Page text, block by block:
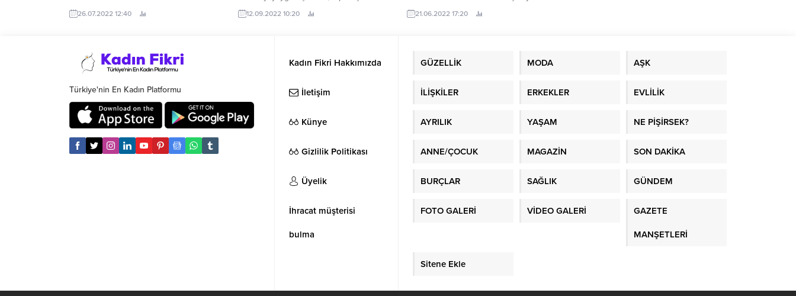
trafik aksatılmadan onarılarak asfaltlandı
Kocaeli Büyükşehir Belediyesi ekipleri,
bozuk kısmı onardı.
26.07.2022 12:40
çalışmalarıyla tarım arazilerinden en
yüksek faydayı sağlamak, musluklara
yerleşim yerleri ile tarım arazilerini taşkın
risklerine karşı korumak için tüm gücüyle
çalışırken, sürdürülebilir su yönetimi
anlayışıyla da suyun her damlasına...
12.09.2022 10:20
hazırlanıyor.
21.06.2022 17:20
Türkiye'nin En Kadın Platformu
Kadın Fikri Hakkımızda
İletişim
Künye
Gizlilik Politikası
Üyelik
İhracat müşterisi
bulma
GÜZELLİK MODA AŞK
İLİŞKİLER ERKEKLER EVLİLİK
AYRILIK YAŞAM NE PİŞİRSEK?
ANNE/ÇOCUK MAGAZİN SON DAKİKA
BURÇLAR SAĞLIK GÜNDEM
FOTO GALERİ VİDEO GALERİ GAZETE
MANŞETLERİ
Sitene Ekle